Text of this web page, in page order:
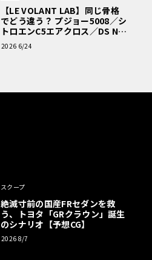
【LE VOLANT LAB】同じ骨格
でどう違う？ プジョー5008／シ
トロエンC5エアクロス／DS Nº4
読者一気乗りレポート
2026 6/24
スクープ
絶滅寸前の国産FRセダンを救
う、トヨタ「GRクラウン」誕生
のシナリオ【予想CG】
2026 8/7